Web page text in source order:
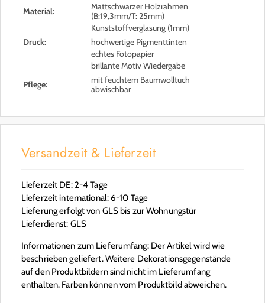
Material:
Mattschwarzer Holzrahmen
(B:19,3mm/T: 25mm)
Kunststoffverglasung (1mm)
Druck:
hochwertige Pigmenttinten
echtes Fotopapier
brillante Motiv Wiedergabe
Pflege:
mit feuchtem Baumwolltuch
abwischbar
Versandzeit & Lieferzeit
Lieferzeit DE: 2-4 Tage
Lieferzeit international: 6-10 Tage
Lieferung erfolgt von GLS bis zur Wohnungstür
Lieferdienst: GLS
Informationen zum Lieferumfang: Der Artikel wird wie
beschrieben geliefert. Weitere Dekorationsgegenstände
auf den Produktbildern sind nicht im Lieferumfang
enthalten. Farben können vom Produktbild abweichen.